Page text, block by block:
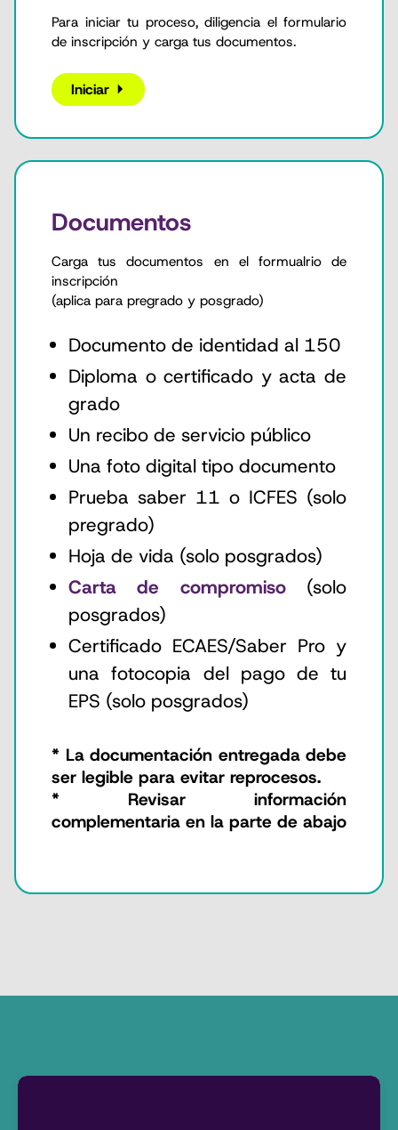
Para iniciar tu proceso, diligencia el formulario
de inscripción y carga tus documentos.
Iniciar
Documentos
Carga tus documentos en el formualrio de
inscripción
(aplica para pregrado y posgrado)
Documento de identidad al 150
Diploma o certificado y acta de
grado
Un recibo de servicio público
Una foto digital tipo documento
Prueba saber 11 o ICFES (solo
pregrado)
Hoja de vida (solo posgrados)
Carta de compromiso (solo
posgrados)
Certificado ECAES/Saber Pro y
una fotocopia del pago de tu
EPS (solo posgrados)
* La documentación entregada debe
ser legible para evitar reprocesos.
* Revisar información
complementaria en la parte de abajo